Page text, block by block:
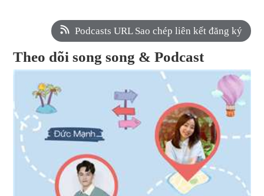
Podcasts URL Sao chép liên kết đăng ký
Theo dõi song song & Podcast